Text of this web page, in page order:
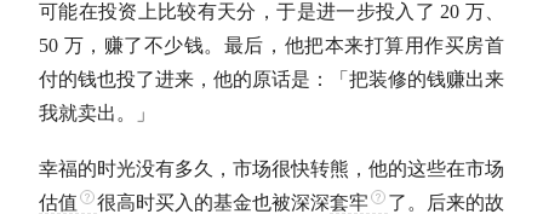
可能在投资上比较有天分，于是进一步投入了 20 万、
50 万，赚了不少钱。最后，他把本来打算用作买房首
付的钱也投了进来，他的原话是：「把装修的钱赚出来
我就卖出。」
幸福的时光没有多久，市场很快转熊，他的这些在市场
估值
很高时买入的基金也被深深套牢
了。后来的故